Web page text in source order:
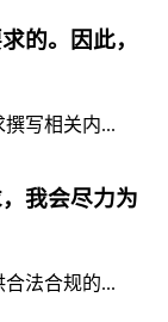
的。因此，
写相关内...
我会尽力为
法合规的...